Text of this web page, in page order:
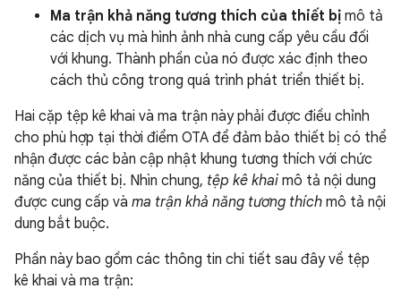
Ma trận khả năng tương thích của thiết bị mô tả
các dịch vụ mà hình ảnh nhà cung cấp yêu cầu đối
với khung. Thành phần của nó được xác định theo
cách thủ công trong quá trình phát triển thiết bị.
Hai cặp tệp kê khai và ma trận này phải được điều chỉnh
cho phù hợp tại thời điểm OTA để đảm bảo thiết bị có thể
nhận được các bản cập nhật khung tương thích với chức
năng của thiết bị. Nhìn chung, tệp kê khai mô tả nội dung
được cung cấp và ma trận khả năng tương thích mô tả nội
dung bắt buộc.
Phần này bao gồm các thông tin chi tiết sau đây về tệp
kê khai và ma trận: